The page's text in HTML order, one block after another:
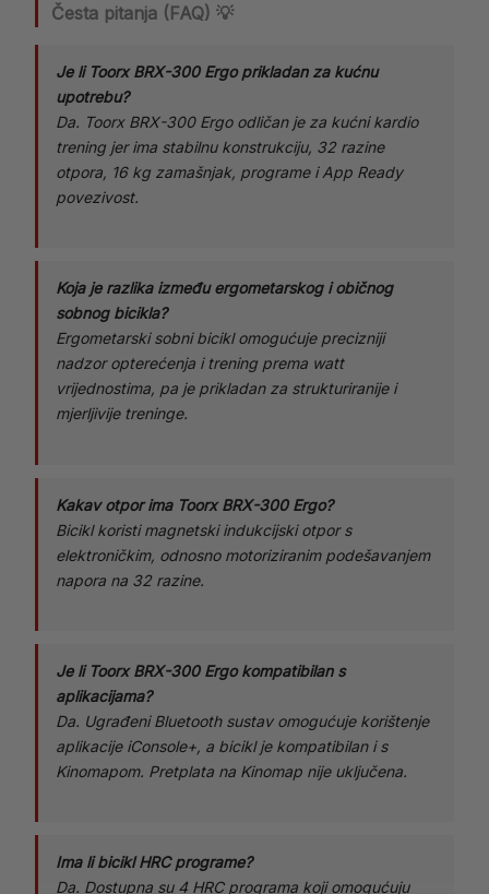
Česta pitanja (FAQ) 💡
Je li Toorx BRX-300 Ergo prikladan za kućnu
upotrebu?
Da. Toorx BRX-300 Ergo odličan je za kućni kardio
trening jer ima stabilnu konstrukciju, 32 razine
otpora, 16 kg zamašnjak, programe i App Ready
povezivost.
Koja je razlika između ergometarskog i običnog
sobnog bicikla?
Ergometarski sobni bicikl omogućuje precizniji
nadzor opterećenja i trening prema watt
vrijednostima, pa je prikladan za strukturiranije i
mjerljivije treninge.
Kakav otpor ima Toorx BRX-300 Ergo?
Bicikl koristi magnetski indukcijski otpor s
elektroničkim, odnosno motoriziranim podešavanjem
napora na 32 razine.
Je li Toorx BRX-300 Ergo kompatibilan s
aplikacijama?
Da. Ugrađeni Bluetooth sustav omogućuje korištenje
aplikacije iConsole+, a bicikl je kompatibilan i s
Kinomapom. Pretplata na Kinomap nije uključena.
Ima li bicikl HRC programe?
Da. Dostupna su 4 HRC programa koji omogućuju